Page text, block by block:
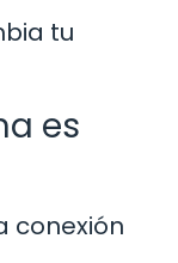
tu
es
conexión